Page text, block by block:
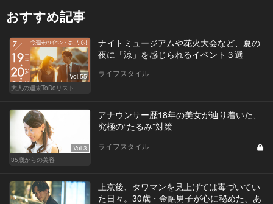
おすすめ記事
Vol.55
大人の週末ToDoリスト
ナイトミュージアムや花火大会など、夏の
夜に「涼」を感じられるイベント３選
ライフスタイル
Vol.3
35歳からの美容
アナウンサー歴18年の美女が辿り着いた、
究極の“たるみ”対策
ライフスタイル
上京後、タワマンを見上げては毒づいてい
た日々。30歳・金融男子が心に秘めた、あ